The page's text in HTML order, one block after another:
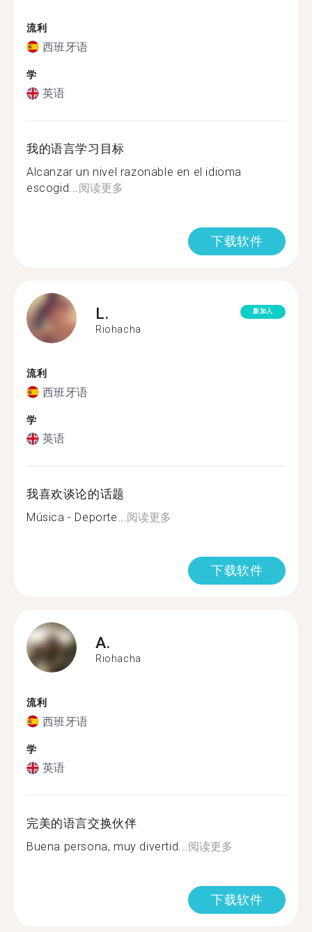
流利
西班牙语
学
英语
我的语言学习目标
Alcanzar un nivel razonable en el idioma
escogid...阅读更多
下载软件
L.
Riohacha
新加入
流利
西班牙语
学
英语
我喜欢谈论的话题
Música - Deporte...阅读更多
下载软件
A.
Riohacha
流利
西班牙语
学
英语
完美的语言交换伙伴
Buena persona, muy divertid...阅读更多
下载软件